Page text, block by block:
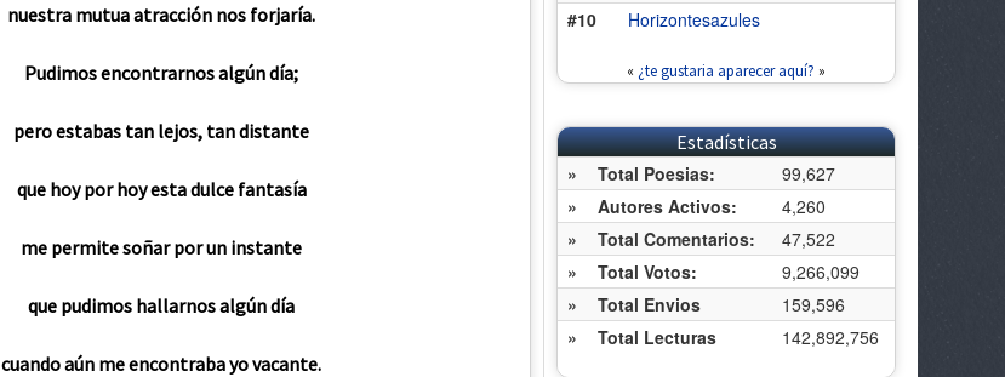
nuestra mutua atracción nos forjaría.
Pudimos encontrarnos algún día;
pero estabas tan lejos, tan distante
que hoy por hoy esta dulce fantasía
me permite soñar por un instante
que pudimos hallarnos algún día
cuando aún me encontraba yo vacante.
#10
Horizontesazules
« ¿te gustaria aparecer aquí? »
Estadísticas
»
Total Poesias:
99,627
»
Autores Activos:
4,260
»
Total Comentarios:
47,522
»
Total Votos:
9,266,099
»
Total Envios
159,596
»
Total Lecturas 142,892,756